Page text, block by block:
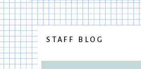
STAFF BLOG